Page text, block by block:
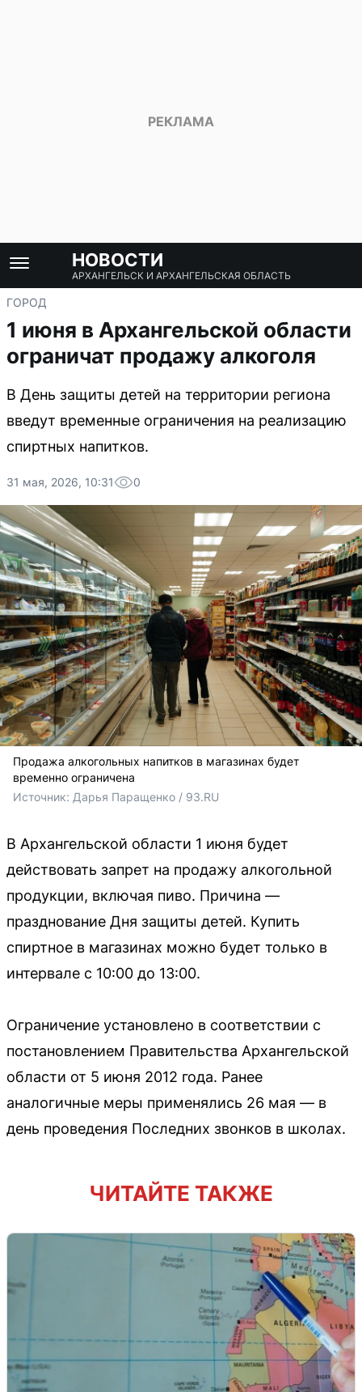
НОВОСТИ
АРХАНГЕЛЬСК И АРХАНГЕЛЬСКАЯ ОБЛАСТЬ
ГОРОД
1 июня в Архангельской области
ограничат продажу алкоголя
В День защиты детей на территории региона
введут временные ограничения на реализацию
спиртных напитков.
31 мая, 2026, 10:31 0
Продажа алкогольных напитков в магазинах будет
временно ограничена
Источник: Дарья Паращенко / 93.RU
В Архангельской области 1 июня будет
действовать запрет на продажу алкогольной
продукции, включая пиво. Причина —
празднование Дня защиты детей. Купить
спиртное в магазинах можно будет только в
интервале с 10:00 до 13:00.
Ограничение установлено в соответствии с
постановлением Правительства Архангельской
области от 5 июня 2012 года. Ранее
аналогичные меры применялись 26 мая — в
день проведения Последних звонков в школах.
ЧИТАЙТЕ ТАКЖЕ